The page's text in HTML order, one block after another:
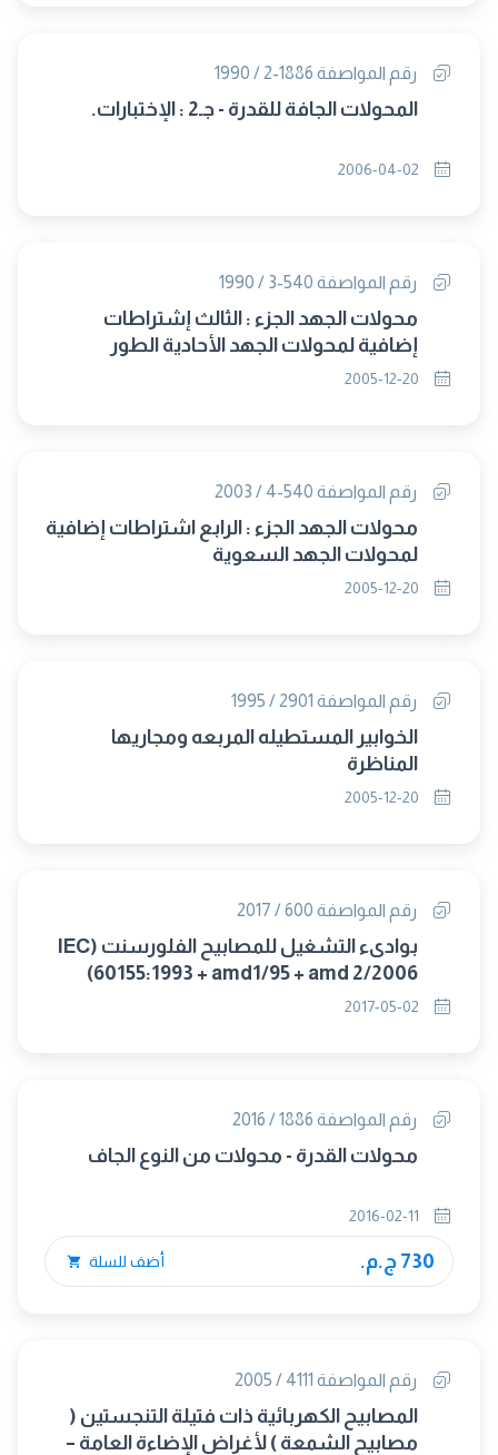
رقم المواصفة 1886-2 / 1990
المحولات الجافة للقدرة - جـ2 : الإختبارات.
رقم المواصفة 540-3 / 1990
محولات الجهد الجزء : الثالث إشتراطات
إضافية لمحولات الجهد الأحادية الطور
المستخدمة فى الوقاية
رقم المواصفة 540-4 / 2003
محولات الجهد الجزء : الرابع اشتراطات إضافية
لمحولات الجهد السعوية
رقم المواصفة 2901 / 1995
الخوابير المستطيله المربعه ومجاريها
المناظرة
رقم المواصفة 600 / 2017
بوادىء التشغيل للمصابيح الفلورسنت (IEC
60155:1993 + amd1/95 + amd 2/2006)
(متبناه)
رقم المواصفة 1886 / 2016
محولات القدرة - محولات من النوع الجاف
730 ج.م. أضف للسلة
رقم المواصفة 4111 / 2005
المصابيح الكهربائية ذات فتيلة التنجستين (
مصابيح الشمعة ) لأغراض الإضاءة العامة –